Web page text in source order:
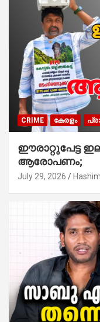
CRIME കേരളം
ഈരാറ്റുപേട്ട
ആരോപണം;
July 29, 2026